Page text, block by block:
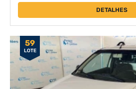
DETALHES
59
LOTE